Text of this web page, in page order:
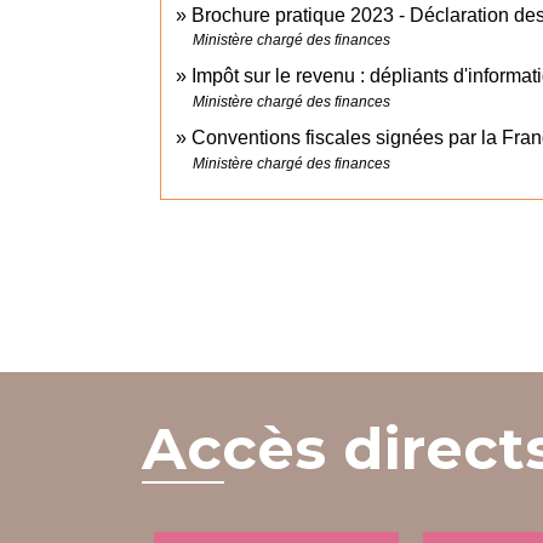
Brochure pratique 2023 - Déclaration
Ministère chargé des finances
Impôt sur le revenu : dépliants
Ministère chargé des finances
Conventions fiscales signées par la
Ministère chargé des finances
Accès